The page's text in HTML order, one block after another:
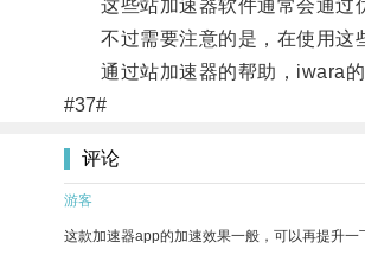
这些站加速器软件通常会通过优
不过需要注意的是，在使用这些
通过站加速器的帮助，iwara的
#37#
评论
游客
这款加速器app的加速效果一般，可以再提升一